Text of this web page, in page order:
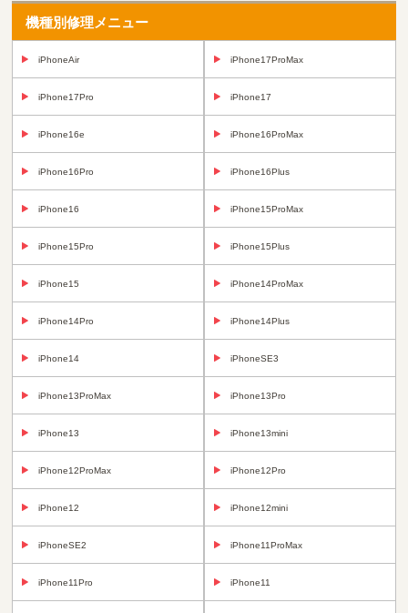
機種別修理メニュー
iPhoneAir iPhone17ProMax
iPhone17Pro iPhone17
iPhone16e iPhone16ProMax
iPhone16Pro iPhone16Plus
iPhone16 iPhone15ProMax
iPhone15Pro iPhone15Plus
iPhone15 iPhone14ProMax
iPhone14Pro iPhone14Plus
iPhone14 iPhoneSE3
iPhone13ProMax iPhone13Pro
iPhone13 iPhone13mini
iPhone12ProMax iPhone12Pro
iPhone12 iPhone12mini
iPhoneSE2 iPhone11ProMax
iPhone11Pro iPhone11